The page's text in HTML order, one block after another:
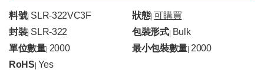
料號| SLR-322VC3F 狀態| 可購買
封裝| SLR-322 包裝形式| Bulk
單位數量| 2000 最小包裝數量 |2000
RoHS Yes